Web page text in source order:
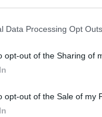
Data Processing Opt Outs
opt-out of the Sharing of
opt-out of the Sale of my